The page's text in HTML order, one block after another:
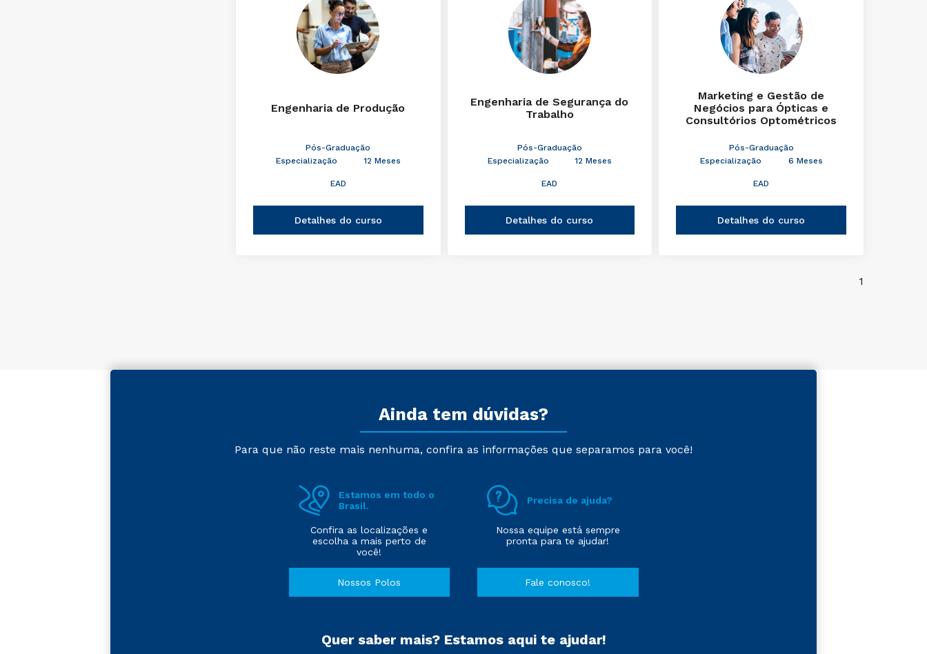
Engenharia de Produção
Pós-Graduação
Especialização
12 Meses
EAD
Detalhes do curso
Engenharia de Segurança do
Trabalho
Pós-Graduação
Especialização
12 Meses
EAD
Detalhes do curso
Marketing e Gestão de
Negócios para Ópticas e
Consultórios Optométricos
Pós-Graduação
Especialização
6 Meses
EAD
Detalhes do curso
1
Ainda tem dúvidas?
Para que não reste mais nenhuma, confira as informações que separamos para você!
Estamos em todo o
Brasil.
Confira as localizações e
escolha a mais perto de
você!
Nossos Polos
Precisa de ajuda?
Nossa equipe está sempre
pronta para te ajudar!
Fale conosco!
Quer saber mais? Estamos aqui te ajudar!